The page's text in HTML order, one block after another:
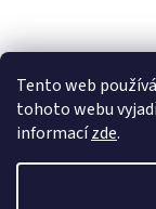
Tento web
tohoto webu
informacízde.
Instagram